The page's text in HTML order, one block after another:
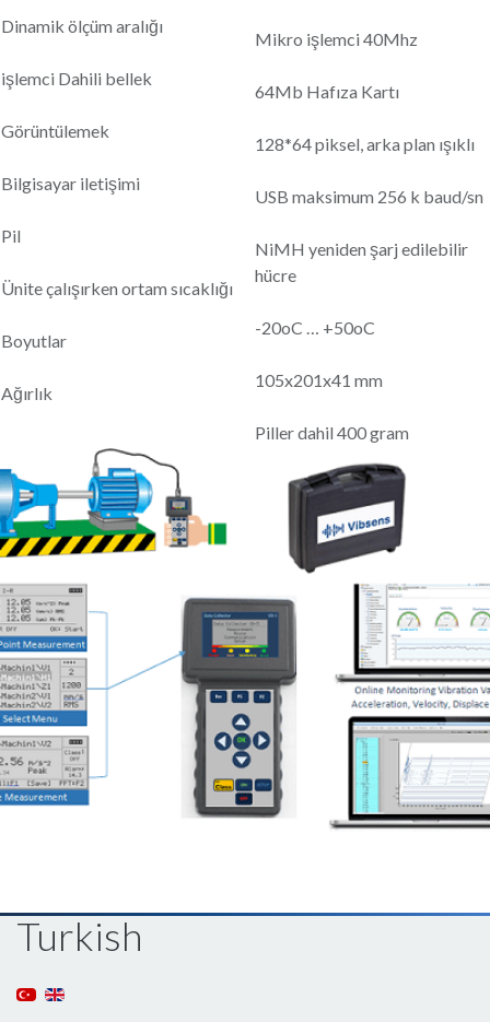
Dinamik ölçüm aralığı
işlemci Dahili bellek
Görüntülemek
Bilgisayar iletişimi
Pil
Ünite çalışırken ortam sıcaklığı
Boyutlar
Ağırlık
Mikro işlemci 40Mhz
64Mb Hafıza Kartı
128*64 piksel, arka plan ışıklı
USB maksimum 256 k baud/sn
NiMH yeniden şarj edilebilir
hücre
-20oC … +50oC
105x201x41 mm
Piller dahil 400 gram
Turkish